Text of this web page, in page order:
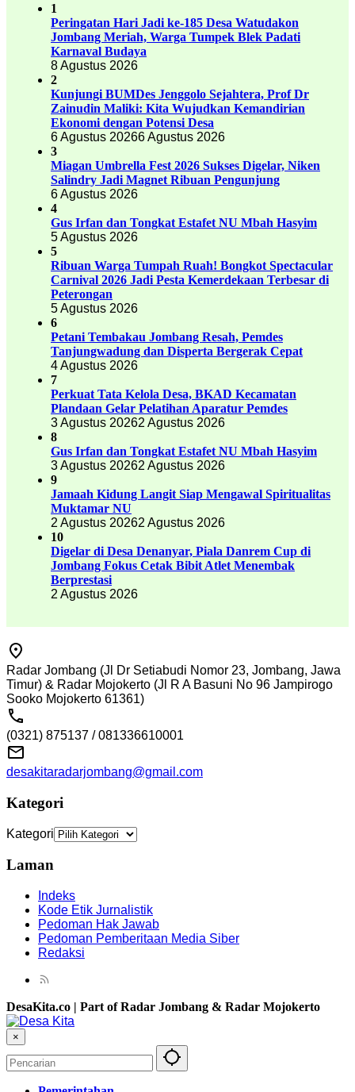
1
Peringatan Hari Jadi ke-185 Desa Watudakon
Jombang Meriah, Warga Tumpek Blek Padati
Karnaval Budaya
8 Agustus 2026
2
Kunjungi BUMDes Jenggolo Sejahtera, Prof Dr
Zainudin Maliki: Kita Wujudkan Kemandirian
Ekonomi dengan Potensi Desa
6 Agustus 20266 Agustus 2026
3
Miagan Umbrella Fest 2026 Sukses Digelar, Niken
Salindry Jadi Magnet Ribuan Pengunjung
6 Agustus 2026
4
Gus Irfan dan Tongkat Estafet NU Mbah Hasyim
5 Agustus 2026
5
Ribuan Warga Tumpah Ruah! Bongkot Spectacular
Carnival 2026 Jadi Pesta Kemerdekaan Terbesar di
Peterongan
5 Agustus 2026
6
Petani Tembakau Jombang Resah, Pemdes
Tanjungwadung dan Disperta Bergerak Cepat
4 Agustus 2026
7
Perkuat Tata Kelola Desa, BKAD Kecamatan
Plandaan Gelar Pelatihan Aparatur Pemdes
3 Agustus 20262 Agustus 2026
8
Gus Irfan dan Tongkat Estafet NU Mbah Hasyim
3 Agustus 20262 Agustus 2026
9
Jamaah Kidung Langit Siap Mengawal Spiritualitas
Muktamar NU
2 Agustus 20262 Agustus 2026
10
Digelar di Desa Denanyar, Piala Danrem Cup di
Jombang Fokus Cetak Bibit Atlet Menembak
Berprestasi
2 Agustus 2026
Radar Jombang (Jl Dr Setiabudi Nomor 23, Jombang, Jawa
Timur) & Radar Mojokerto (Jl R A Basuni No 96 Jampirogo
Sooko Mojokerto 61361)
(0321) 875137 / 081336610001
desakitaradarjombang@gmail.com
Kategori
Kategori
Laman
Indeks
Kode Etik Jurnalistik
Pedoman Hak Jawab
Pedoman Pemberitaan Media Siber
Redaksi
DesaKita.co | Part of Radar Jombang & Radar Mojokerto
×